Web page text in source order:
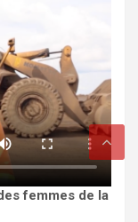
femmes de la